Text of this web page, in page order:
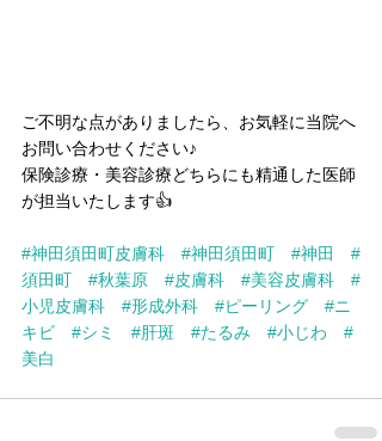
ご不明な点がありましたら、お気軽に当院へ
お問い合わせください♪
保険診療・美容診療どちらにも精通した医師
が担当いたします👍
#神田須田町皮膚科 #神田須田町 #神田
#
須田町
#秋葉原 #皮膚科 #美容皮膚科
#
小児皮膚科
#形成外科 #ピーリング
#ニ
キビ
#シミ #肝斑 #たるみ #小じわ
#
美白